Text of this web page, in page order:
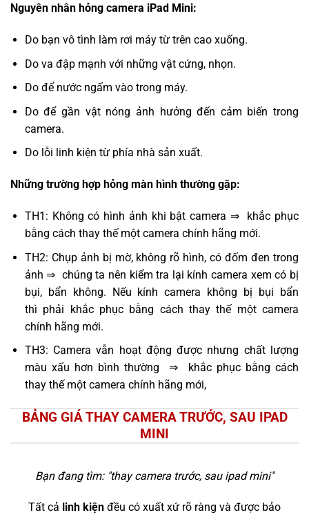
Nguyên nhân hỏng camera iPad Mini:
Do bạn vô tình làm rơi máy từ trên cao xuống.
Do va đập mạnh với những vật cứng, nhọn.
Do để nước ngấm vào trong máy.
Do để gần vật nóng ảnh hưởng đến cảm biến trong
camera.
Do lỗi linh kiện từ phía nhà sản xuất.
Những trường hợp hỏng màn hình thường gặp:
TH1: Không có hình ảnh khi bật camera ⇒ khắc phục
bằng cách thay thế một camera chính hãng mới.
TH2: Chụp ảnh bị mờ, không rõ hình, có đốm đen trong
ảnh ⇒ chúng ta nên kiểm tra lại kính camera xem có bị
bụi, bẩn không. Nếu kính camera không bị bụi bẩn
thì phải khắc phục bằng cách thay thế một camera
chính hãng mới.
TH3: Camera vẫn hoạt động được nhưng chất lượng
màu xấu hơn bình thường ⇒ khắc phục bằng cách
thay thế một camera chính hãng mới,
BẢNG GIÁ THAY CAMERA TRƯỚC, SAU IPAD
MINI
Bạn đang tìm: "thay camera trước, sau ipad mini"
Tất cả linh kiện đều có xuất xứ rõ ràng và được bảo